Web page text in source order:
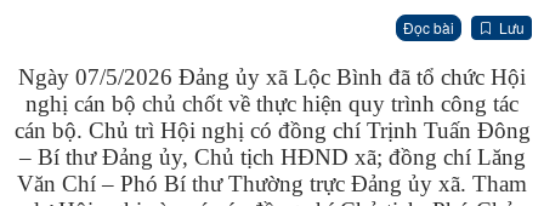
Đọc bài Lưu
Ngày 07/5/2026 Đảng ủy xã Lộc Bình đã tổ chức Hội
nghị cán bộ chủ chốt về thực hiện quy trình công tác
cán bộ. Chủ trì Hội nghị có đồng chí Trịnh Tuấn Đông
– Bí thư Đảng ủy, Chủ tịch HĐND xã; đồng chí Lăng
Văn Chí – Phó Bí thư Thường trực Đảng ủy xã. Tham